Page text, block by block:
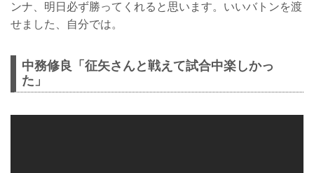
ンナ、明日必ず勝ってくれると思います。いいバトンを渡
せました、自分では。
中務修良「征矢さんと戦えて試合中楽しかっ
た」